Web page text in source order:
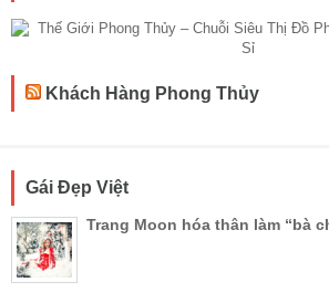
Khách Hàng Phong Thủy
Gái Đẹp Việt
Trang Moon hóa thân làm “bà